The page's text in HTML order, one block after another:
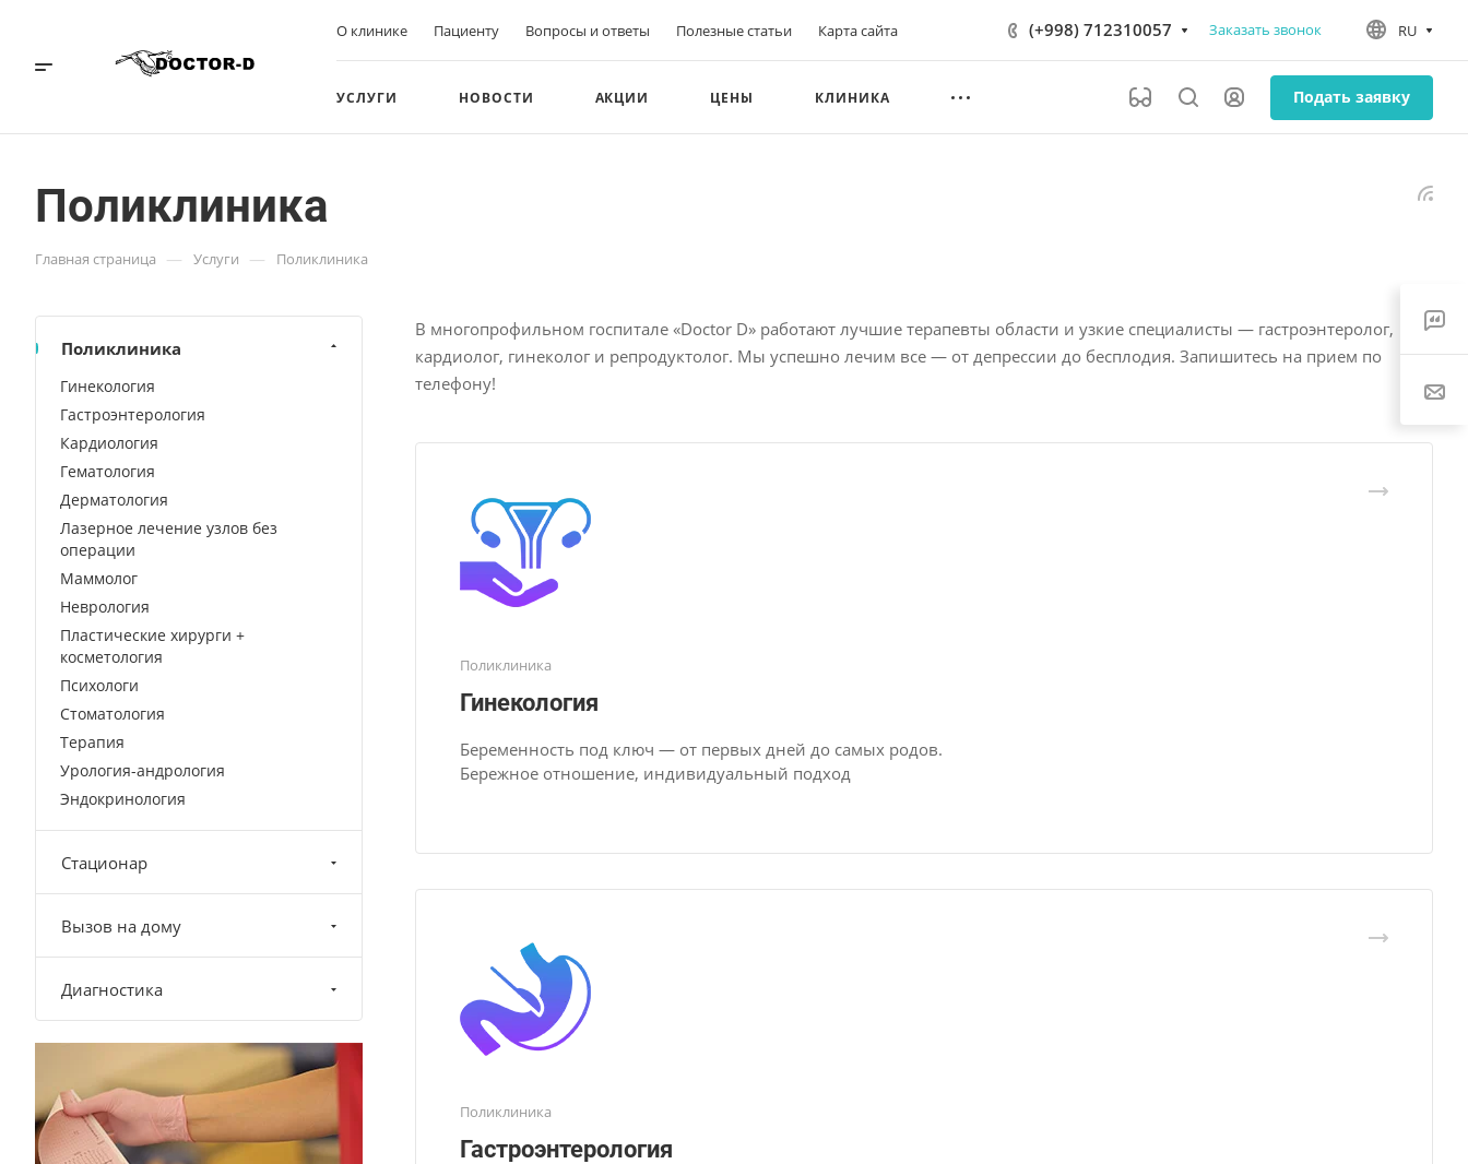
О клинике Пациенту Вопросы и ответы Полезные статьи Карта сайта (+998) 712310057 Заказать звонок RU
УСЛУГИ НОВОСТИ АКЦИИ ЦЕНЫ КЛИНИКА Подать заявку
Поликлиника
Главная страница — Услуги — Поликлиника
В многопрофильном госпитале «Doctor D» работают лучшие терапевты области и узкие специалисты — гастроэнтеролог,
кардиолог, гинеколог и репродуктолог. Мы успешно лечим все — от депрессии до бесплодия. Запишитесь на прием по
телефону!
Поликлиника
Гинекология
Беременность под ключ — от первых дней до самых родов.
Бережное отношение, индивидуальный подход
Поликлиника
Гастроэнтерология
Поликлиника
Гинекология
Гастроэнтерология
Кардиология
Гематология
Дерматология
Лазерное лечение узлов без
операции
Маммолог
Неврология
Пластические хирурги +
косметология
Психологи
Стоматология
Терапия
Урология-андрология
Эндокринология
Стационар
Вызов на дому
Диагностика